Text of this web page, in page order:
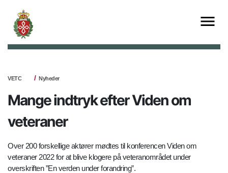
VETC Nyheder
Mange indtryk efter Viden om
veteraner
Over 200 forskellige aktører mødtes til konferencen Viden om
veteraner 2022 for at blive klogere på veteranområdet under
overskriften ”En verden under forandring”.